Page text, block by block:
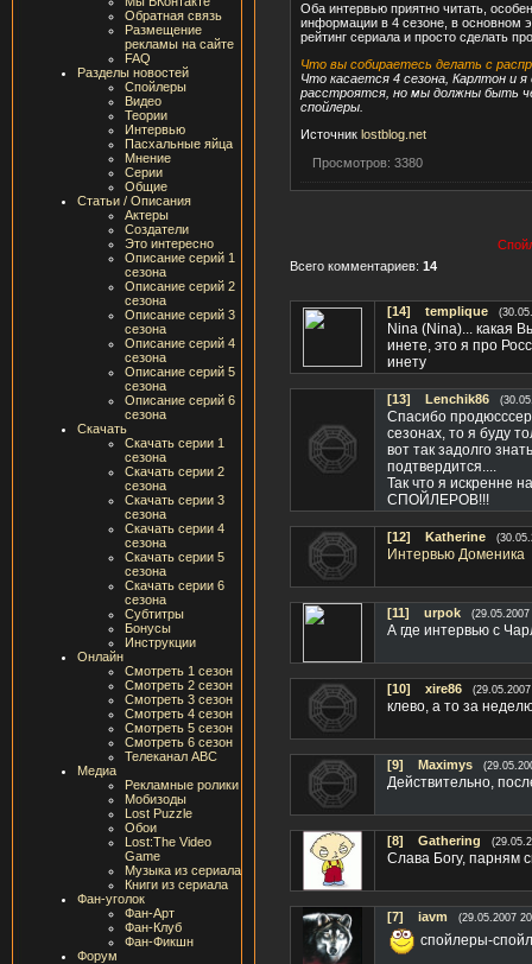
Обратная связь
Размещение
рекламы на сайте
FAQ
Разделы новостей
Спойлеры
Видео
Теории
Интервью
Пасхальные яйца
Мнение
Серии
Общие
Статьи / Описания
Актеры
Создатели
Это интересно
Описание серий 1
сезона
Описание серий 2
сезона
Описание серий 3
сезона
Описание серий 4
сезона
Описание серий 5
сезона
Описание серий 6
сезона
Скачать
Скачать серии 1
сезона
Скачать серии 2
сезона
Скачать серии 3
сезона
Скачать серии 4
сезона
Скачать серии 5
сезона
Скачать серии 6
сезона
Субтитры
Бонусы
Инструкции
Онлайн
Смотреть 1 сезон
Смотреть 2 сезон
Смотреть 3 сезон
Смотреть 4 сезон
Смотреть 5 сезон
Смотреть 6 сезон
Телеканал ABC
Медиа
Рекламные ролики
Мобизоды
Lost Puzzle
Обои
Lost:The Video
Game
Музыка из сериала
Книги из сериала
Фан-уголок
Фан-Арт
Фан-Клуб
Фан-Фикшн
Форум
Оба интервью приятно читать,
информации в 4 сезоне, в основном
рейтинг сериала и просто cделать
Что вы собираетесь делать с
Что касается 4 сезона, Карлтон и
расстроятся, но мы должны быть
спойлеры.
Источник lostblog.net
Просмотров: 3380
Всего комментариев: 14
[14] templique
Nina (Nina)... какая
инете, это я про
инету
[13] Lenchik86
Спасибо
сезонах, то я буду
вот так задолго
подтвердится....
Так что я
СПОЙЛЕРОВ!!!
[12] Katherine
Интервью Доменика
[11] urpok (29.05.2007
А где интервью с
[10] xire86
клево, а то за
[9] Maximys
Действительно,
[8] Gathering
Слава Богу, парням
[7] iavm (29.05.2007
спойлеры-